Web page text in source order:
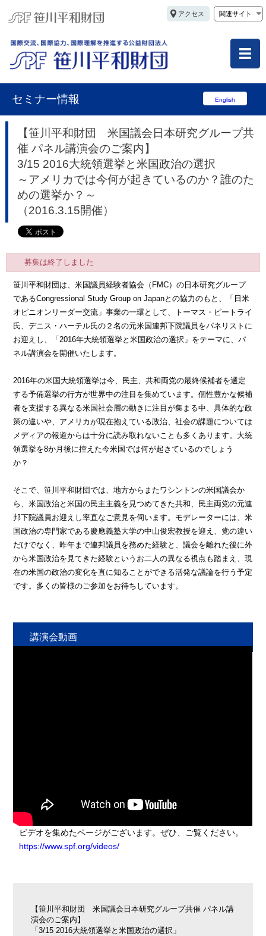
アクセス 関連サイト
セミナー情報 English
【笹川平和財団 米国議会日本研究グループ共
催 パネル講演会のご案内】
3/15 2016大統領選挙と米国政治の選択
～アメリカでは今何が起きているのか？誰のた
めの選挙か？～
（2016.3.15開催）
募集は終了しました
笹川平和財団は、米国議員経験者協会（FMC）の日本研究グループ
であるCongressional Study Group on Japanとの協力のもと、「日米
オピニオンリーダー交流」事業の一環として、トーマス・ピートライ
氏、デニス・ハーテル氏の２名の元米国連邦下院議員をパネリストに
お迎えし、「2016年大統領選挙と米国政治の選択」をテーマに、パ
ネル講演会を開催いたします。
2016年の米国大統領選挙は今、民主、共和両党の最終候補者を選定
する予備選挙の行方が世界中の注目を集めています。個性豊かな候補
者を支援する異なる米国社会層の動きに注目が集まる中、具体的な政
策の違いや、アメリカが現在抱えている政治、社会の課題については
メディアの報道からは十分に読み取れないことも多くあります。大統
領選挙を8か月後に控えた今米国では何が起きているのでしょう
か？
そこで、笹川平和財団では、地方からまたワシントンの米国議会か
ら、米国政治と米国の民主主義を見つめてきた共和、民主両党の元連
邦下院議員お迎えし率直なご意見を伺います。モデレーターには、米
国政治の専門家である慶應義塾大学の中山俊宏教授を迎え、党の違い
だけでなく、昨年まで連邦議員を務めた経験と、議会を離れた後に外
から米国政治を見てきた経験というお二人の異なる視点も踏まえ、現
在の米国の政治の変化を直に知ることができる活発な議論を行う予定
です。多くの皆様のご参加をお待ちしています。
講演会動画
ビデオを集めたページがございます。ぜひ、ご覧ください。
https://www.spf.org/videos/
【笹川平和財団 米国議会日本研究グループ共催 パネル講
演会のご案内】
「3/15 2016大統領選挙と米国政治の選択」